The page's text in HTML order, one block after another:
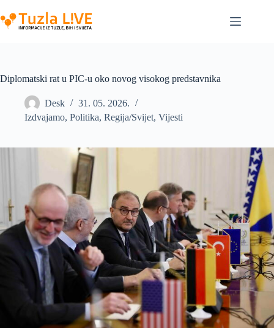
to
content
Diplomatski rat u PIC-u oko novog visokog predstavnika
Desk
31. 05. 2026.
Izdvajamo, Politika, Regija/Svijet, Vijesti